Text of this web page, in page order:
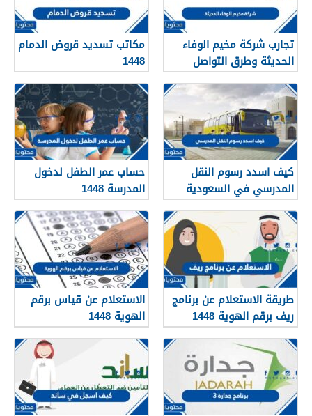
تجارب شركة مخيم الوفاء
الحديثة وطرق التواصل
معهم 1448
مكاتب تسديد قروض الدمام
1448
كيف اسدد رسوم النقل
المدرسي في السعودية
1448
حساب عمر الطفل لدخول
المدرسة 1448
طريقة الاستعلام عن برنامج
ريف برقم الهوية 1448
الاستعلام عن قياس برقم
الهوية 1448
services.qiyas.sa